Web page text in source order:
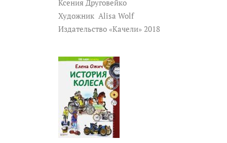
Ксения Друговейко
Художник Alisa Wolf
Издательство «Качели» 2018